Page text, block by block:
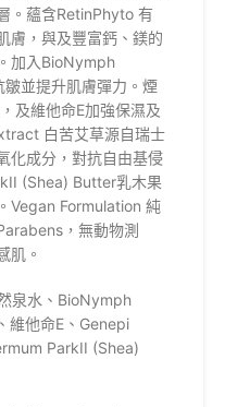
。蘊含RetinPhyto 有
膚，與及豐富鈣、鎂的
加入BioNymph
並提升肌膚彈力。煙
及維他命E加強保濕及
白苦艾草源自瑞士
化成分，對抗自由基侵
(Shea) Butter乳木果
Vegan Formulation 純
，無動物測
肌。
泉水、BioNymph
維他命E、Genepi
ParkII (Shea)